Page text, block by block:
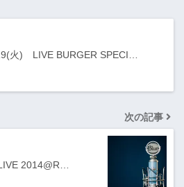
火) LIVE BURGER SPECI…
次の記事
2014@R…